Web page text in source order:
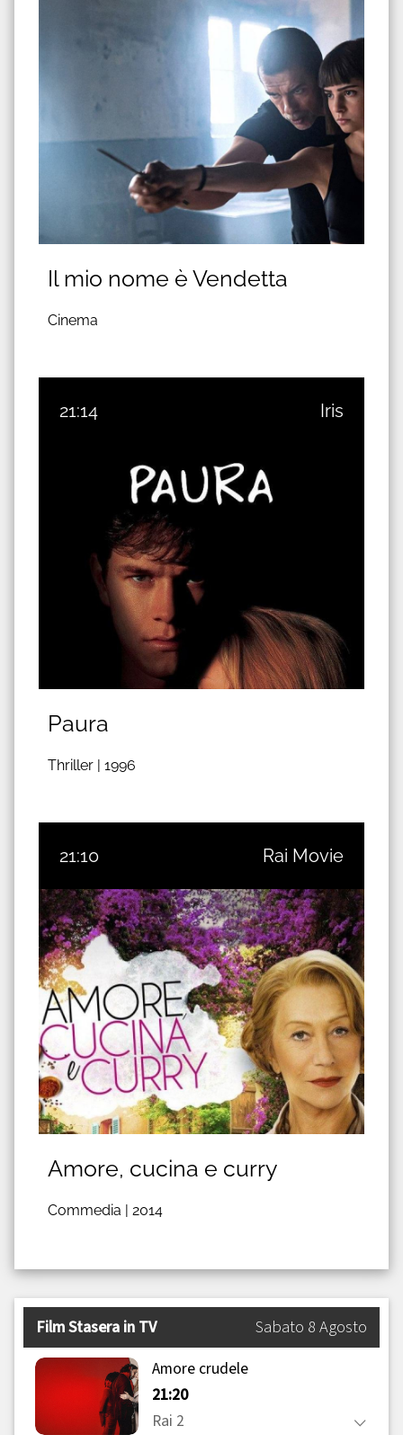
Il mio nome è Vendetta
Cinema
21:14 Iris
Paura
Thriller | 1996
21:10 Rai Movie
Amore, cucina e curry
Commedia | 2014